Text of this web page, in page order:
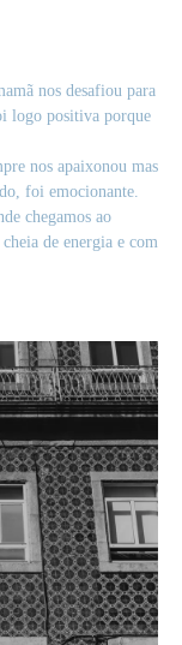
nos desafiou para
logo positiva porque
nos apaixonou mas
foi emocionante.
chegamos ao
de energia e com